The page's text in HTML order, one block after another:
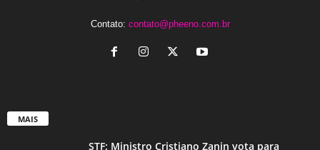
Contato: contato@pheeno.com.br
MAIS
STF: Ministro Cristiano Zanin vota para